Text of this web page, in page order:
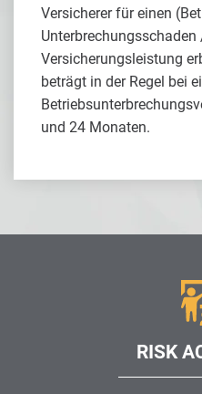
Versicherer für einen
Versicherungsleistung
beträgt in der Regel bei
und 24 Monaten.
RISK